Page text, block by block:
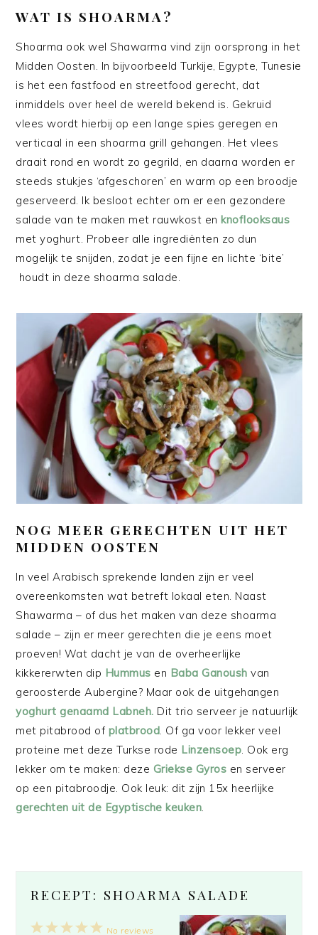
WAT IS SHOARMA?
Shoarma ook wel Shawarma vind zijn oorsprong in het
Midden Oosten. In bijvoorbeeld Turkije, Egypte, Tunesie
is het een fastfood en streetfood gerecht, dat
inmiddels over heel de wereld bekend is. Gekruid
vlees wordt hierbij op een lange spies geregen en
verticaal in een shoarma grill gehangen. Het vlees
draait rond en wordt zo gegrild, en daarna worden er
steeds stukjes ‘afgeschoren’ en warm op een broodje
geserveerd. Ik besloot echter om er een gezondere
salade van te maken met rauwkost enknoflooksaus
met yoghurt. Probeer alle ingrediënten zo dun
mogelijk te snijden, zodat je een fijne en lichte ‘bite’
houdt in deze shoarma salade.
NOG MEER GERECHTEN UIT HET
MIDDEN OOSTEN
In veel Arabisch sprekende landen zijn er veel
overeenkomsten wat betreft lokaal eten. Naast
Shawarma – of dus het maken van deze shoarma
salade – zijn er meer gerechten die je eens moet
proeven! Wat dacht je van de overheerlijke
kikkererwten dip Hummus en Baba Ganoush van
geroosterde Aubergine? Maar ook de uitgehangen
yoghurt genaamd Labneh. Dit trio serveer je natuurlijk
met pitabrood of platbrood. Of ga voor lekker veel
proteine met deze Turkse rode Linzensoep. Ook erg
lekker om te maken: deze Griekse Gyros en serveer
op een pitabroodje. Ook leuk: dit zijn 15x heerlijke
gerechten uit de Egyptische keuken.
RECEPT: SHOARMA SALADE
5
4
3
2
1 No reviews